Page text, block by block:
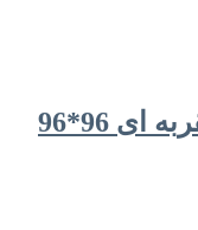
آمپر متر 0 تا 300 آمپر عقربه ای 96*96